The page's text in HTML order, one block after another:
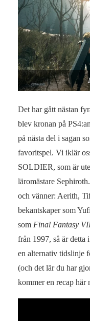
Det har gått nästan
blev kronan på
på nästa del i sagan
favoritspel. Vi iklär
SOLDIER, som är
läromästare
och vänner: Aerith,
bekantskaper som
som Final Fantasy
från 1997, så är detta
en alternativ tidslinje
(och det lär du har
kommer en recap här